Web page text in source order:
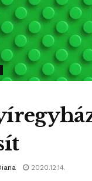
2020.12.14.